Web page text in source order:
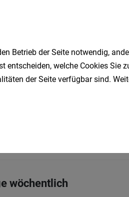
wöchentlich
Betrieb der Seite notwendig,
entscheiden, welche Cookies Sie
der Seite verfügbar sind.